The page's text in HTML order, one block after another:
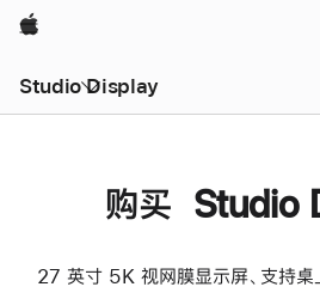
Apple
Studio Display
购买 Studio
27 英寸 5K 视网膜显示屏、支持